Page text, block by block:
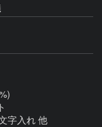
字入れ 他